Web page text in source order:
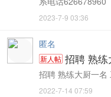
2023-7-9 03:36
匿名
新人帖 招聘 熟
招聘 熟练大厨一
2022-7-14 07:59